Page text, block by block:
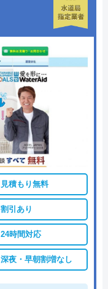
見積もり無料
割引あり
24時間対応
深夜・早朝割増なし